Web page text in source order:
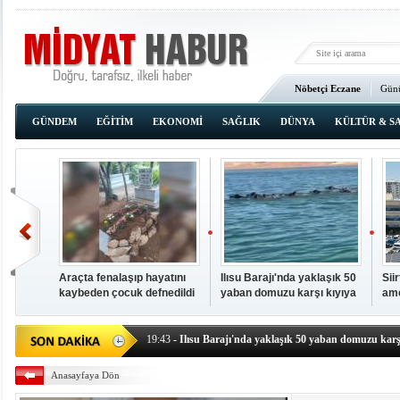
Nöbetçi Eczane
Ana Sayfa
GÜNDEM
EĞİTİM EKONOMİ SAĞLIK DÜNYA KÜLTÜR &
Araçta fenalaşıp hayatını
kaybeden çocuk defnedildi
Ilısu Barajı'nda yaklaşık 50
yaban domuzu karşı kıyıya
- OKUMAK İÇİN TIKLAYIN
19:43 - Ilısu Barajı'nda yaklaşık 50 yaban domuzu
19:42- Hacıoğlu: UMKE ekipleri bilgi, cesaret ve
19:08- HÜDA PAR Şırnak il başkanı Yalçın:
Anasayfaya Dön